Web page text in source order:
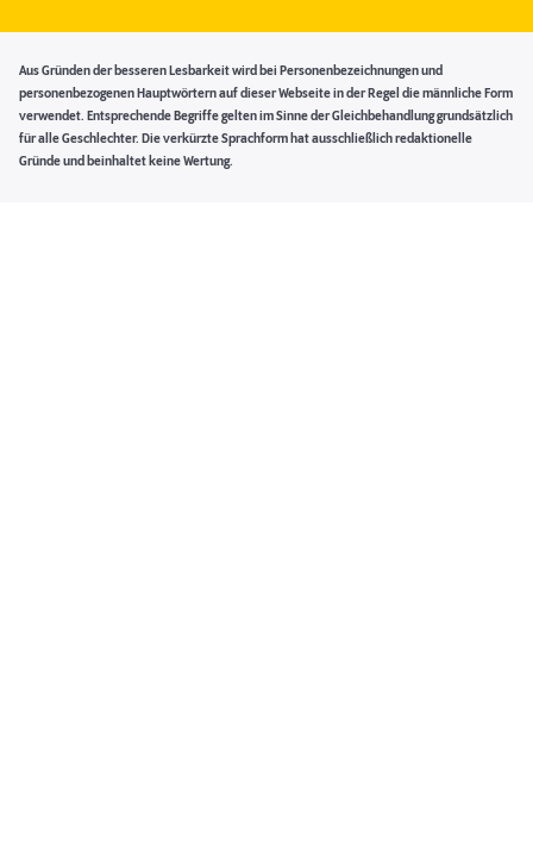
Aus Gründen der besseren Lesbarkeit wird bei Personenbezeichnungen und
personenbezogenen Hauptwörtern auf dieser Webseite in der Regel die männliche Form
verwendet. Entsprechende Begriffe gelten im Sinne der Gleichbehandlung grundsätzlich
für alle Geschlechter. Die verkürzte Sprachform hat ausschließlich redaktionelle
Gründe und beinhaltet keine Wertung.